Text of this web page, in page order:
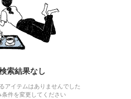
索結果なし
アイテムはありませんでした
条件を変更してください